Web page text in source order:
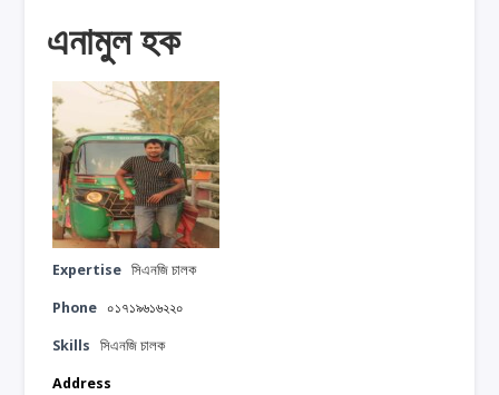
এনামুল হক
Expertise সিএনজি চালক
Phone ০১৭১৯৬১৬২২০
Skills
সিএনজি চালক
Address